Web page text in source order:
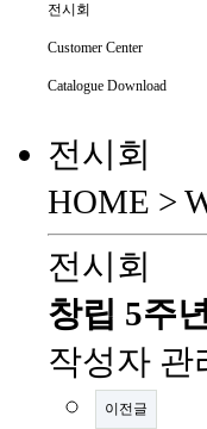
전시회
Customer Center
Catalogue Download
전시회
HOME >
전시회
창립 5주
작성자 관
이전글